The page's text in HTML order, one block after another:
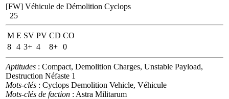
[FW] Véhicule de Démolition Cyclops
25
M E SV PV CD CO
8 4 3+ 4 8+ 0
Aptitudes : Compact, Demolition Charges, Unstable Payload,
Destruction Néfaste 1
Mots-clés : Cyclops Demolition Vehicle, Véhicule
Mots-clés de faction : Astra Militarum